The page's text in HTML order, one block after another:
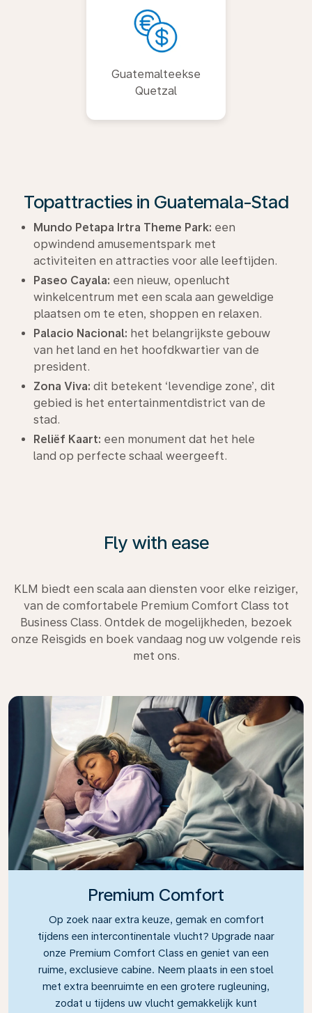
Guatemalteekse
Quetzal
Topattracties in Guatemala-Stad
Mundo Petapa Irtra Theme Park: een
opwindend amusementspark met
activiteiten en attracties voor alle leeftijden.
Paseo Cayala: een nieuw, openlucht
winkelcentrum met een scala aan geweldige
plaatsen om te eten, shoppen en relaxen.
Palacio Nacional: het belangrijkste gebouw
van het land en het hoofdkwartier van de
president.
Zona Viva: dit betekent ‘levendige zone’, dit
gebied is het entertainmentdistrict van de
stad.
Reliëf Kaart: een monument dat het hele
land op perfecte schaal weergeeft.
Fly with ease
KLM biedt een scala aan diensten voor elke reiziger,
van de comfortabele Premium Comfort Class tot
Business Class. Ontdek de mogelijkheden, bezoek
onze Reisgids en boek vandaag nog uw volgende reis
met ons.
Premium Comfort
Op zoek naar extra keuze, gemak en comfort
tijdens een intercontinentale vlucht? Upgrade naar
onze Premium Comfort Class en geniet van een
ruime, exclusieve cabine. Neem plaats in een stoel
met extra beenruimte en een grotere rugleuning,
zodat u tijdens uw vlucht gemakkelijk kunt